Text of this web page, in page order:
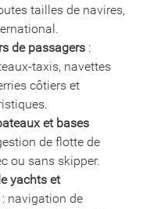
tailles de navires,
de passagers :
taxis, navettes
côtiers et
et bases
de flotte de
ou sans skipper.
yachts et
: navigation de